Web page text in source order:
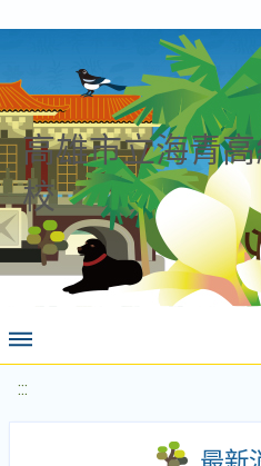
高雄市立海青
校
:::